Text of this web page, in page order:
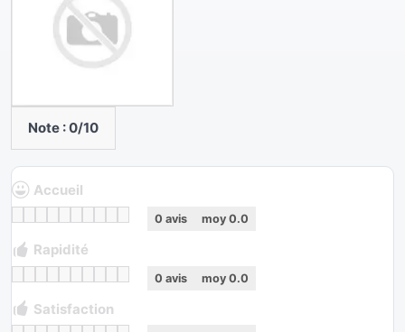
Note :0/10
Accueil
0 avis moy 0.0
Rapidité
0 avis moy 0.0
Satisfaction